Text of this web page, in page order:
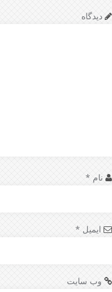
دیدگاه
نام *
ایمیل *
وب‌ سایت